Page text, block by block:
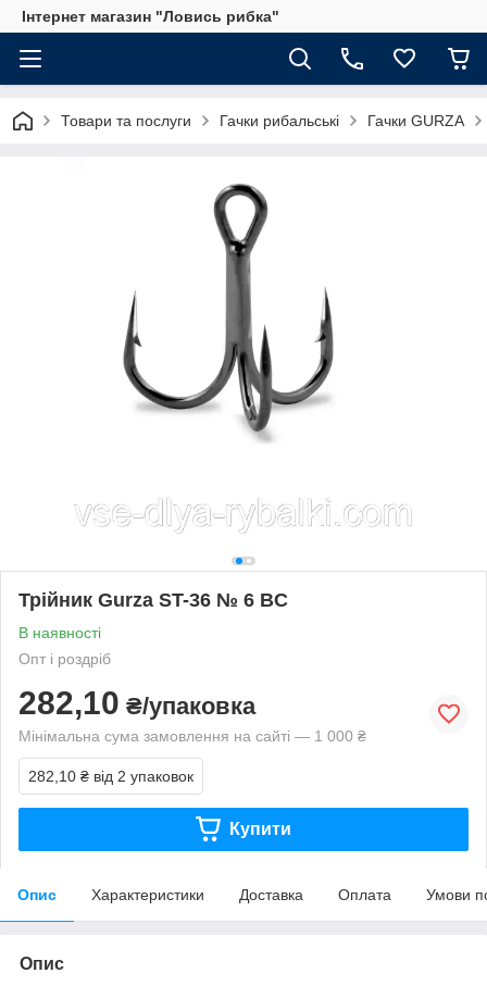
Інтернет магазин "Ловись рибка"
Товари та послуги Гачки рибальські Гачки GURZA
Трійник Gurza ST-36 № 6 BC
В наявності
Опт і роздріб
282,10 ₴/упаковка
Мінімальна сума замовлення на сайті — 1 000 ₴
282,10 ₴ від 2 упаковок
Купити
Опис Характеристики Доставка Оплата Умови
Опис